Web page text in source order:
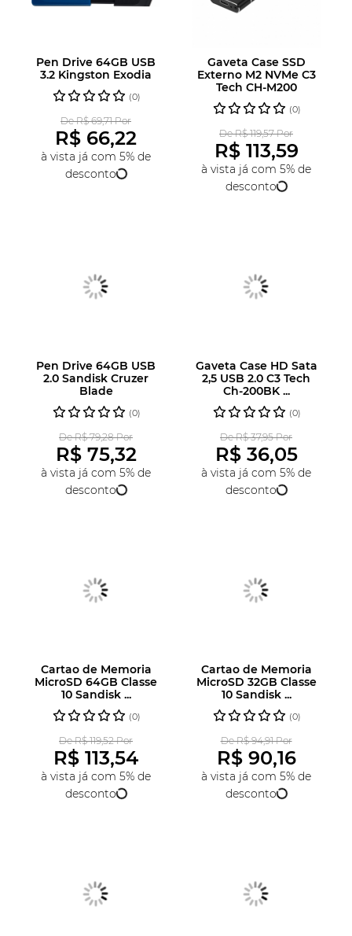
Pen Drive 64GB USB
3.2 Kingston Exodia
(0)
De R$ 69,71 Por
R$ 66,22
à vista já com 5% de
desconto
Gaveta Case SSD
Externo M2 NVMe C3
Tech CH-M200
(0)
De R$ 119,57 Por
R$ 113,59
à vista já com 5% de
desconto
Pen Drive 64GB USB
2.0 Sandisk Cruzer
Blade
(0)
De R$ 79,28 Por
R$ 75,32
à vista já com 5% de
desconto
Gaveta Case HD Sata
2,5 USB 2.0 C3 Tech
Ch-200BK ...
(0)
De R$ 37,95 Por
R$ 36,05
à vista já com 5% de
desconto
Cartao de Memoria
MicroSD 64GB Classe
10 Sandisk ...
(0)
De R$ 119,52 Por
R$ 113,54
à vista já com 5% de
desconto
Cartao de Memoria
MicroSD 32GB Classe
10 Sandisk ...
(0)
De R$ 94,91 Por
R$ 90,16
à vista já com 5% de
desconto